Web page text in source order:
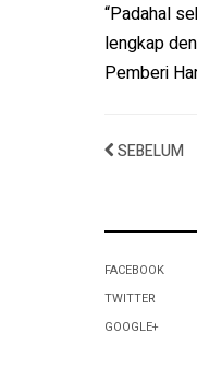
“Padahal
lengkap
Pemberi
SEBELUM
FACEBOOK
TWITTER
GOOGLE+